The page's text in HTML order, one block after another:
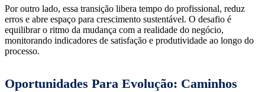
Por outro lado, essa transição libera tempo do profissional, reduz
erros e abre espaço para crescimento sustentável. O desafio é
equilibrar o ritmo da mudança com a realidade do negócio,
monitorando indicadores de satisfação e produtividade ao longo do
processo.
Oportunidades Para Evolução: Caminhos